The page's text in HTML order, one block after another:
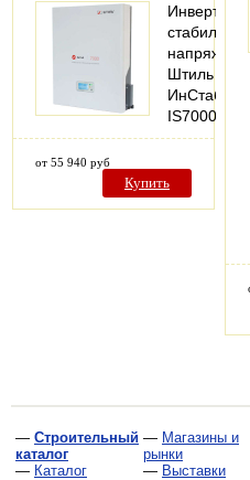
Штиль
ИнСтаб
IS7000
от 55 940 руб
Купить
— Строительный
каталог
— Каталог
— Магазины и
рынки
— Выставки